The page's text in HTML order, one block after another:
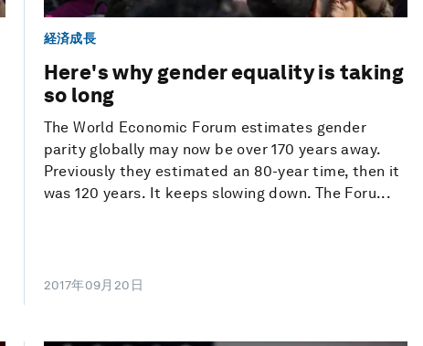
経済成長
Here's why gender equality is taking
so long
The World Economic Forum estimates gender
parity globally may now be over 170 years away.
Previously they estimated an 80-year time, then it
was 120 years. It keeps slowing down. The Foru...
2017年09月20日